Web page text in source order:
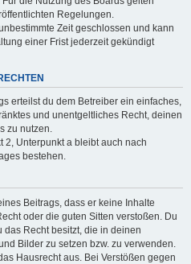
Regelungen.
Zeit geschlossen und kann
einer Frist jederzeit gekündigt
erteilst du dem Betreiber ein einfaches,
und unentgeltliches Recht, deinen
zu nutzen.
2, Unterpunkt a bleibt auch nach
bestehen.
Beitrags, dass er keine Inhalte
oder die guten Sitten verstoßen. Du
Recht besitzt, die in deinen
Bilder zu setzen bzw. zu verwenden.
Hausrecht aus. Bei Verstößen gegen